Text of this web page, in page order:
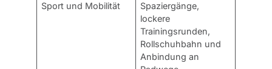
Sport und Mobilität
Spaziergänge,
lockere
Trainingsrunden,
Rollschuhbahn und
Anbindung an